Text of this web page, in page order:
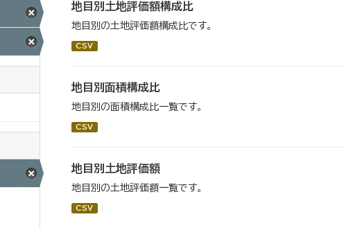
地目別土地評価額構成比
地目別の土地評価額構成比です。
CSV
地目別面積構成比
地目別の面積構成比一覧です。
CSV
地目別土地評価額
地目別の土地評価額一覧です。
CSV